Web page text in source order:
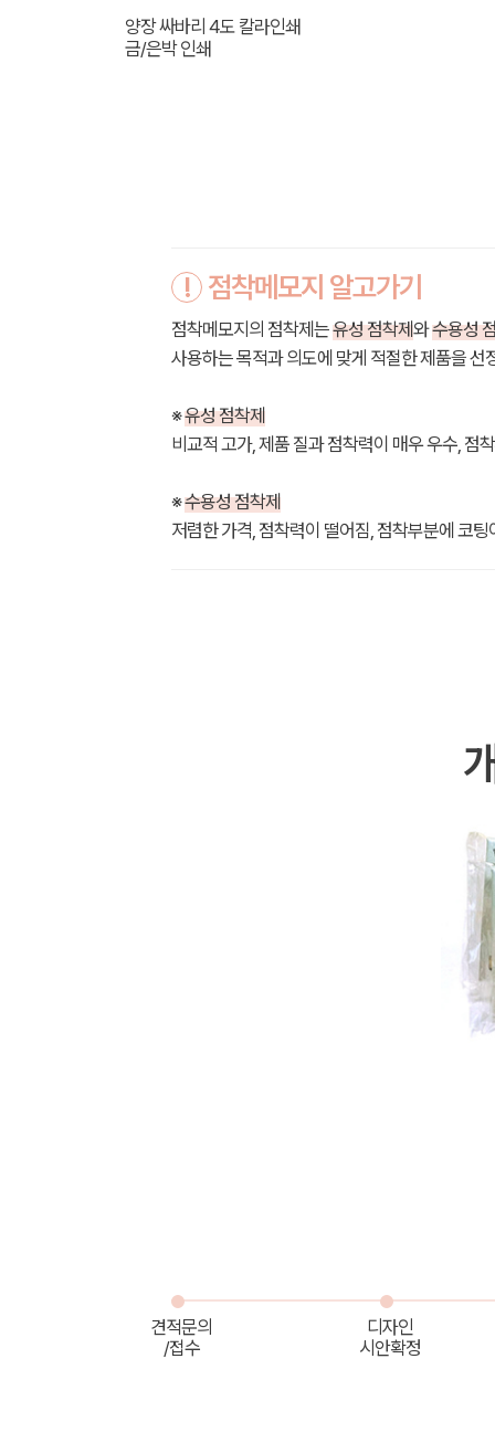
양장 싸바리 4도 칼라인쇄
금/은박 인쇄
! 점착메모지 알고가기
점착메모지의 점착제는유성 점착제와수용성
사용하는 목적과 의도에 맞게 적절한 제품을 선
※유성 점착제
비교적 고가, 제품 질과 점착력이 매우 우수, 점
※수용성 점착제
저렴한 가격, 점착력이 떨어짐, 점착부분에 코
견적문의
/접수
디자인
시안확정